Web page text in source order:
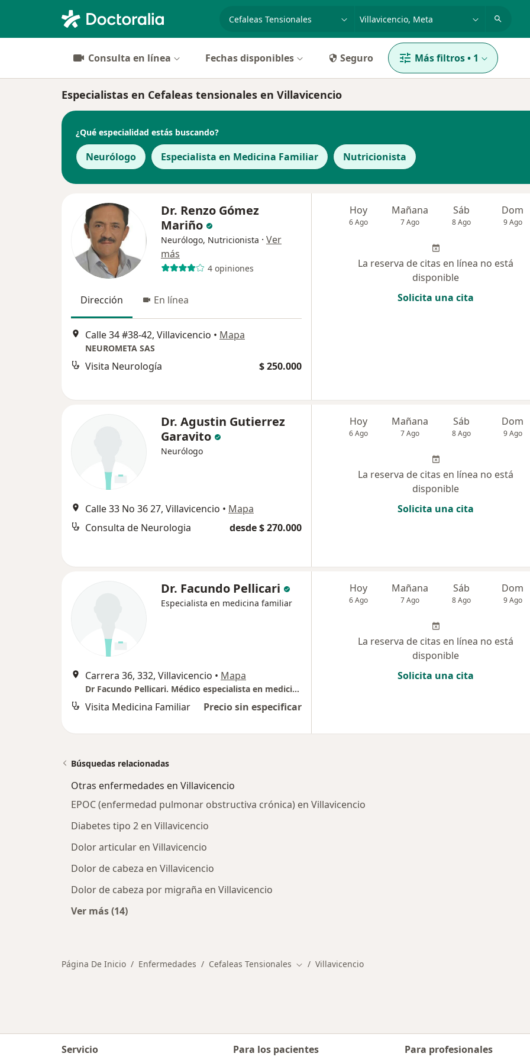
Consulta en línea Fechas disponibles Seguro Más filtros• 1
Especialistas en Cefaleas tensionales en Villavicencio
¿Qué especialidad estás buscando?
Neurólogo Especialista en Medicina Familiar Nutricionista
Dr. Renzo Gómez
Mariño
Neurólogo, Nutricionista · Ver
más
4 opiniones
Dirección En línea
Calle 34 #38-42, Villavicencio • Mapa
NEUROMETA SAS
Visita Neurología $ 250.000
Hoy
6 Ago
Mañana
7 Ago
Sáb
8 Ago
Dom
9 Ago
La reserva de citas en línea no está
disponible
Solicita una cita
Dr. Agustin Gutierrez
Garavito
Neurólogo
Calle 33 No 36 27, Villavicencio • Mapa
Consulta de Neurologia
desde $ 270.000
Hoy
6 Ago
Mañana
7 Ago
Sáb
8 Ago
Dom
9 Ago
La reserva de citas en línea no está
disponible
Solicita una cita
Dr. Facundo Pellicari
Especialista en medicina familiar
Carrera 36, 332, Villavicencio • Mapa
Dr Facundo Pellicari. Médico especialista en medicina familiar y medicina deportiva
Visita Medicina Familiar Precio sin especificar
Hoy
6 Ago
Mañana
7 Ago
Sáb
8 Ago
Dom
9 Ago
La reserva de citas en línea no está
disponible
Solicita una cita
Búsquedas relacionadas
Otras enfermedades en Villavicencio
EPOC (enfermedad pulmonar obstructiva crónica) en Villavicencio
Diabetes tipo 2 en Villavicencio
Dolor articular en Villavicencio
Dolor de cabeza en Villavicencio
Dolor de cabeza por migraña en Villavicencio
Ver más (14)
Página De Inicio Enfermedades Cefaleas Tensionales Cambiar de ciudad
Villavicencio
Servicio Para los pacientes Para profesionales